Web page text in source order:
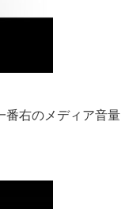
番右のメディア音量